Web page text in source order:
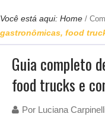
Você está aqui: Home /
gastronômicas, food
Guia completo
food trucks e
Por Luciana